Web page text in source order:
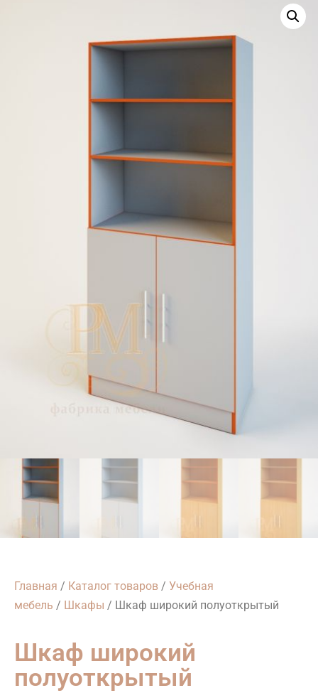
Главная / Каталог товаров / Учебная
мебель / Шкафы / Шкаф широкий полуоткрытый
Шкаф широкий
полуоткрытый